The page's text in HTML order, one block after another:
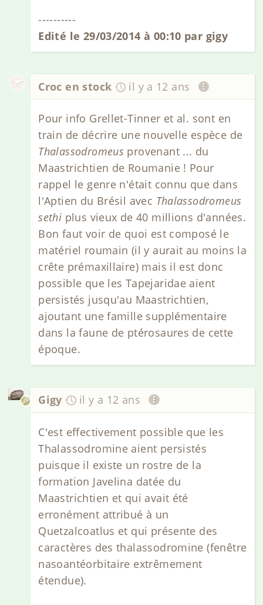
----------
Edité le 29/03/2014 à 00:10 par gigy
Croc en stock il y a 12 ans
Pour info Grellet-Tinner et al. sont en
train de décrire une nouvelle espèce de
Thalassodromeus provenant ... du
Maastrichtien de Roumanie ! Pour
rappel le genre n'était connu que dans
l'Aptien du Brésil avec Thalassodromeus
sethi plus vieux de 40 millions d'années.
Bon faut voir de quoi est composé le
matériel roumain (il y aurait au moins la
crête prémaxillaire) mais il est donc
possible que les Tapejaridae aient
persistés jusqu'au Maastrichtien,
ajoutant une famille supplémentaire
dans la faune de ptérosaures de cette
époque.
Gigy il y a 12 ans
C'est effectivement possible que les
Thalassodromine aient persistés
puisque il existe un rostre de la
formation Javelina datée du
Maastrichtien et qui avait été
erronément attribué à un
Quetzalcoatlus et qui présente des
caractères des thalassodromine (fenêtre
nasoantéorbitaire extrêmement
étendue).